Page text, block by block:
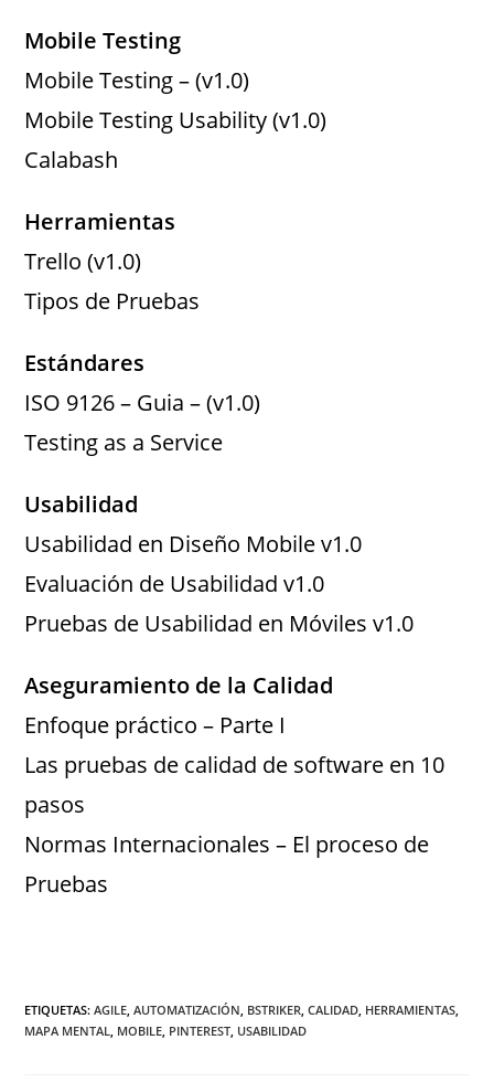
Mobile Testing
Mobile Testing – (v1.0)
Mobile Testing Usability (v1.0)
Calabash
Herramientas
Trello (v1.0)
Tipos de Pruebas
Estándares
ISO 9126 – Guia – (v1.0)
Testing as a Service
Usabilidad
Usabilidad en Diseño Mobile v1.0
Evaluación de Usabilidad v1.0
Pruebas de Usabilidad en Móviles v1.0
Aseguramiento de la Calidad
Enfoque práctico – Parte I
Las pruebas de calidad de software en 10
pasos
Normas Internacionales – El proceso de
Pruebas
ETIQUETAS:AGILE AUTOMATIZACIÓN BSTRIKER CALIDAD HERRAMIENTAS
MAPA MENTAL
MOBILE PINTEREST USABILIDAD